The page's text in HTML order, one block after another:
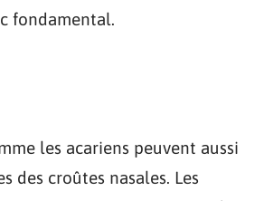
fondamental.
les acariens peuvent aussi
des croûtes nasales. Les